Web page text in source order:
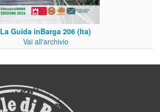
La Guida inBarga 206 (Ita)
Vai all'archivio